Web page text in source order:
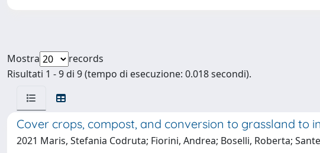
Mostra
records
Risultati 1 - 9 di 9 (tempo di esecuzione: 0.018 secondi).
Cover crops, compost, and conversion to grassland to
2021 Maris, Stefania Codruta; Fiorini, Andrea; Boselli, Roberta;